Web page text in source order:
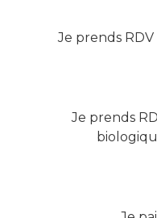
Je prends
Je prends